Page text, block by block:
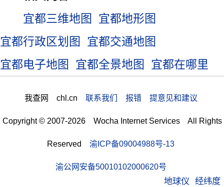
地球仪 经纬度
宜都三维地图
宜都地形图
宜都行政区划图
宜都交通地图
宜都电子地图
宜都全景地图 宜都在哪里
我查网 chl.cn 联系我们 报错 提意见和建议
Copyright © 2007-2026 Wocha Internet Services All Rights
Reserved 渝ICP备09004988号-13
渝公网安备50010102000620号